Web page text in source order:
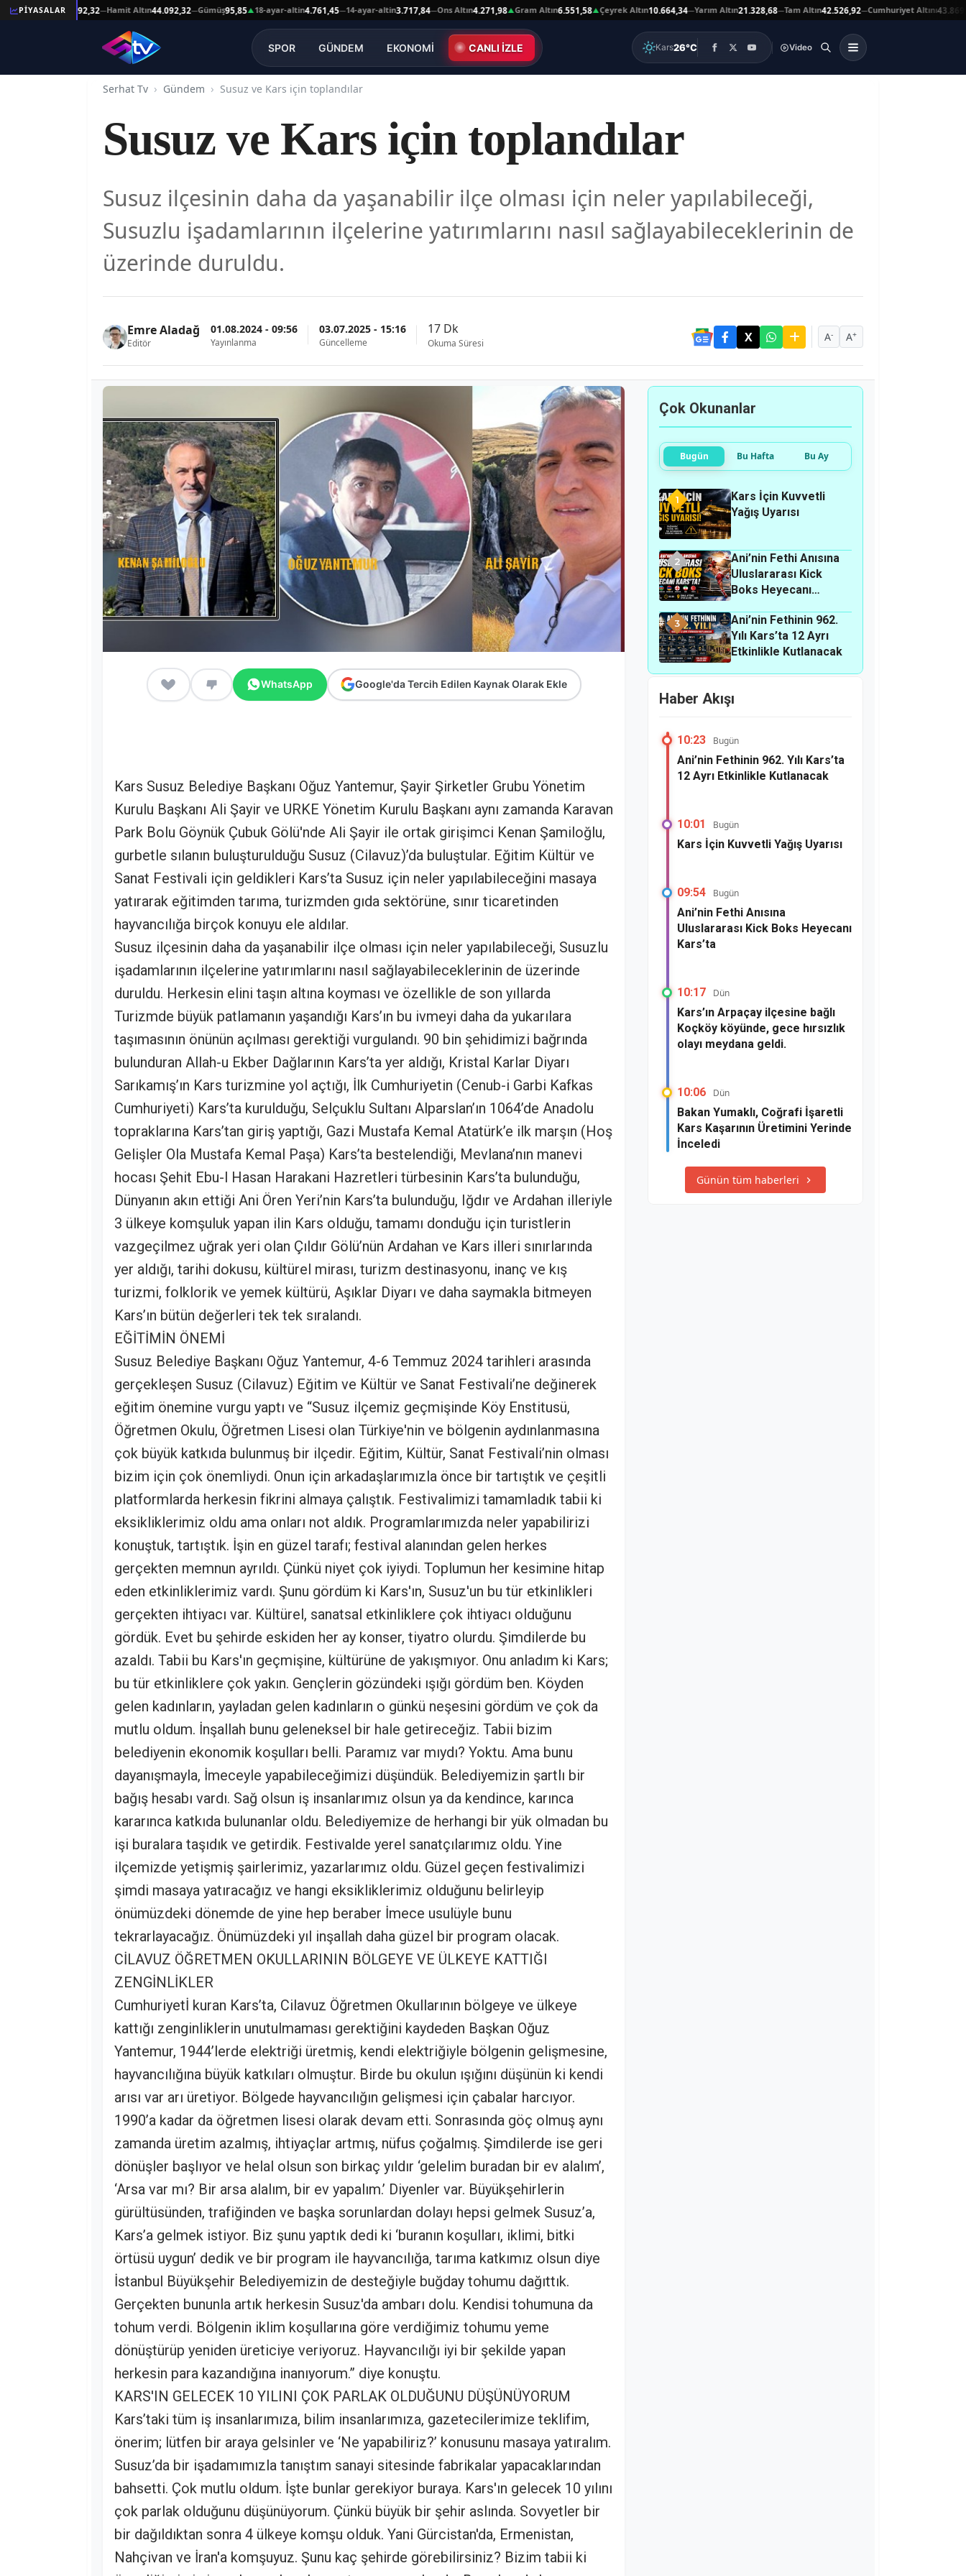
PİYASALAR
Altın44.092,32—Hamit Altın 44.092,32—Gümüş95,85▲18-ayar-altin4.761,45—14-ayar-altin3.717,84—Ons Altın4.271,98▲ Gram Altın 6.551,58▲ Çeyrek Altın 10.664,34—Yarım Altın 21.328,68—Tam Altın 42.526,92—Cumhuriyet Altını43.869,00▲
SPOR GÜNDEM EKONOMİ CANLI İZLE Kars26°C Video
Serhat Tv Gündem Susuz ve Kars için toplandılar
Susuz ve Kars için toplandılar
Susuz ilçesinin daha da yaşanabilir ilçe olması için neler yapılabileceği,
Susuzlu işadamlarının ilçelerine yatırımlarını nasıl sağlayabileceklerinin de
üzerinde duruldu.
Emre Aladağ
Editör
01.08.2024 - 09:56
Yayınlanma
03.07.2025 - 15:16
Güncelleme
17 Dk
Okuma Süresi A- A+
WhatsApp Google'da Tercih Edilen Kaynak Olarak Ekle
Kars Susuz Belediye Başkanı Oğuz Yantemur, Şayir Şirketler Grubu Yönetim
Kurulu Başkanı Ali Şayir ve URKE Yönetim Kurulu Başkanı aynı zamanda Karavan
Park Bolu Göynük Çubuk Gölü'nde Ali Şayir ile ortak girişimci Kenan Şamiloğlu,
gurbetle sılanın buluşturulduğu Susuz (Cilavuz)’da buluştular. Eğitim Kültür ve
Sanat Festivali için geldikleri Kars’ta Susuz için neler yapılabileceğini masaya
yatırarak eğitimden tarıma, turizmden gıda sektörüne, sınır ticaretinden
hayvancılığa birçok konuyu ele aldılar.
Susuz ilçesinin daha da yaşanabilir ilçe olması için neler yapılabileceği, Susuzlu
işadamlarının ilçelerine yatırımlarını nasıl sağlayabileceklerinin de üzerinde
duruldu. Herkesin elini taşın altına koyması ve özellikle de son yıllarda
Turizmde büyük patlamanın yaşandığı Kars’ın bu ivmeyi daha da yukarılara
taşımasının önünün açılması gerektiği vurgulandı. 90 bin şehidimizi bağrında
bulunduran Allah-u Ekber Dağlarının Kars’ta yer aldığı, Kristal Karlar Diyarı
Sarıkamış’ın Kars turizmine yol açtığı, İlk Cumhuriyetin (Cenub-i Garbi Kafkas
Cumhuriyeti) Kars’ta kurulduğu, Selçuklu Sultanı Alparslan’ın 1064’de Anadolu
topraklarına Kars’tan giriş yaptığı, Gazi Mustafa Kemal Atatürk’e ilk marşın (Hoş
Gelişler Ola Mustafa Kemal Paşa) Kars’ta bestelendiği, Mevlana’nın manevi
hocası Şehit Ebu-l Hasan Harakani Hazretleri türbesinin Kars’ta bulunduğu,
Dünyanın akın ettiği Ani Ören Yeri’nin Kars’ta bulunduğu, Iğdır ve Ardahan illeriyle
3 ülkeye komşuluk yapan ilin Kars olduğu, tamamı donduğu için turistlerin
vazgeçilmez uğrak yeri olan Çıldır Gölü’nün Ardahan ve Kars illeri sınırlarında
yer aldığı, tarihi dokusu, kültürel mirası, turizm destinasyonu, inanç ve kış
turizmi, folklorik ve yemek kültürü, Aşıklar Diyarı ve daha saymakla bitmeyen
Kars’ın bütün değerleri tek tek sıralandı.
EĞİTİMİN ÖNEMİ
Susuz Belediye Başkanı Oğuz Yantemur, 4-6 Temmuz 2024 tarihleri arasında
gerçekleşen Susuz (Cilavuz) Eğitim ve Kültür ve Sanat Festivali’ne değinerek
eğitim önemine vurgu yaptı ve “Susuz ilçemiz geçmişinde Köy Enstitusü,
Öğretmen Okulu, Öğretmen Lisesi olan Türkiye'nin ve bölgenin aydınlanmasına
çok büyük katkıda bulunmuş bir ilçedir. Eğitim, Kültür, Sanat Festivali’nin olması
bizim için çok önemliydi. Onun için arkadaşlarımızla önce bir tartıştık ve çeşitli
platformlarda herkesin fikrini almaya çalıştık. Festivalimizi tamamladık tabii ki
eksikliklerimiz oldu ama onları not aldık. Programlarımızda neler yapabilirizi
konuştuk, tartıştık. İşin en güzel tarafı; festival alanından gelen herkes
gerçekten memnun ayrıldı. Çünkü niyet çok iyiydi. Toplumun her kesimine hitap
eden etkinliklerimiz vardı. Şunu gördüm ki Kars'ın, Susuz'un bu tür etkinlikleri
gerçekten ihtiyacı var. Kültürel, sanatsal etkinliklere çok ihtiyacı olduğunu
gördük. Evet bu şehirde eskiden her ay konser, tiyatro olurdu. Şimdilerde bu
azaldı. Tabii bu Kars'ın geçmişine, kültürüne de yakışmıyor. Onu anladım ki Kars;
bu tür etkinliklere çok yakın. Gençlerin gözündeki ışığı gördüm ben. Köyden
gelen kadınların, yayladan gelen kadınların o günkü neşesini gördüm ve çok da
mutlu oldum. İnşallah bunu geleneksel bir hale getireceğiz. Tabii bizim
belediyenin ekonomik koşulları belli. Paramız var mıydı? Yoktu. Ama bunu
dayanışmayla, İmeceyle yapabileceğimizi düşündük. Belediyemizin şartlı bir
bağış hesabı vardı. Sağ olsun iş insanlarımız olsun ya da kendince, karınca
kararınca katkıda bulunanlar oldu. Belediyemize de herhangi bir yük olmadan bu
işi buralara taşıdık ve getirdik. Festivalde yerel sanatçılarımız oldu. Yine
ilçemizde yetişmiş şairlerimiz, yazarlarımız oldu. Güzel geçen festivalimizi
şimdi masaya yatıracağız ve hangi eksikliklerimiz olduğunu belirleyip
önümüzdeki dönemde de yine hep beraber İmece usulüyle bunu
tekrarlayacağız. Önümüzdeki yıl inşallah daha güzel bir program olacak.
CİLAVUZ ÖĞRETMEN OKULLARININ BÖLGEYE VE ÜLKEYE KATTIĞI
ZENGİNLİKLER
Cumhuriyetİ kuran Kars’ta, Cilavuz Öğretmen Okullarının bölgeye ve ülkeye
kattığı zenginliklerin unutulmaması gerektiğini kaydeden Başkan Oğuz
Yantemur, 1944’lerde elektriği üretmiş, kendi elektriğiyle bölgenin gelişmesine,
hayvancılığına büyük katkıları olmuştur. Birde bu okulun ışığını düşünün ki kendi
arısı var arı üretiyor. Bölgede hayvancılığın gelişmesi için çabalar harcıyor.
1990’a kadar da öğretmen lisesi olarak devam etti. Sonrasında göç olmuş aynı
zamanda üretim azalmış, ihtiyaçlar artmış, nüfus çoğalmış. Şimdilerde ise geri
dönüşler başlıyor ve helal olsun son birkaç yıldır ‘gelelim buradan bir ev alalım’,
‘Arsa var mı? Bir arsa alalım, bir ev yapalım.’ Diyenler var. Büyükşehirlerin
gürültüsünden, trafiğinden ve başka sorunlardan dolayı hepsi gelmek Susuz’a,
Kars’a gelmek istiyor. Biz şunu yaptık dedi ki ‘buranın koşulları, iklimi, bitki
örtüsü uygun’ dedik ve bir program ile hayvancılığa, tarıma katkımız olsun diye
İstanbul Büyükşehir Belediyemizin de desteğiyle buğday tohumu dağıttık.
Gerçekten bununla artık herkesin Susuz'da ambarı dolu. Kendisi tohumuna da
tohum verdi. Bölgenin iklim koşullarına göre verdiğimiz tohumu yeme
dönüştürüp yeniden üreticiye veriyoruz. Hayvancılığı iyi bir şekilde yapan
herkesin para kazandığına inanıyorum.” diye konuştu.
KARS'IN GELECEK 10 YILINI ÇOK PARLAK OLDUĞUNU DÜŞÜNÜYORUM
Kars’taki tüm iş insanlarımıza, bilim insanlarımıza, gazetecilerimize teklifim,
önerim; lütfen bir araya gelsinler ve ‘Ne yapabiliriz?’ konusunu masaya yatıralım.
Susuz’da bir işadamımızla tanıştım sanayi sitesinde fabrikalar yapacaklarından
bahsetti. Çok mutlu oldum. İşte bunlar gerekiyor buraya. Kars'ın gelecek 10 yılını
çok parlak olduğunu düşünüyorum. Çünkü büyük bir şehir aslında. Sovyetler bir
bir dağıldıktan sonra 4 ülkeye komşu olduk. Yani Gürcistan'da, Ermenistan,
Nahçivan ve İran'a komşuyuz. Şunu kaç şehirde görebilirsiniz? Bizim tabii ki
Çok Okunanlar
Bugün Bu Hafta Bu Ay
1
Kars İçin Kuvvetli
Yağış Uyarısı
2
Ani’nin Fethi Anısına
Uluslararası Kick
Boks Heyecanı
3
Ani’nin Fethinin 962.
Yılı Kars’ta 12 Ayrı
Etkinlikle Kutlanacak
Haber Akışı
10:23 Bugün
Ani’nin Fethinin 962. Yılı Kars’ta
12 Ayrı Etkinlikle Kutlanacak
10:01 Bugün
Kars İçin Kuvvetli Yağış Uyarısı
09:54 Bugün
Ani’nin Fethi Anısına
Uluslararası Kick Boks Heyecanı
Kars’ta
10:17 Dün
Kars’ın Arpaçay ilçesine bağlı
Koçköy köyünde, gece hırsızlık
olayı meydana geldi.
10:06 Dün
Bakan Yumaklı, Coğrafi İşaretli
Kars Kaşarının Üretimini Yerinde
İnceledi
Günün tüm haberleri